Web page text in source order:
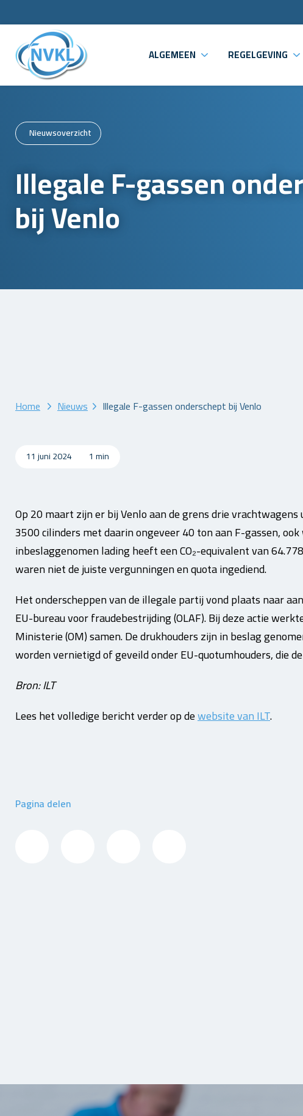
ALGEMEEN REGELGEVING
Nieuwsoverzicht
Illegale F-gassen
bij Venlo
Home Nieuws Illegale F-gassen onderschept bij Venlo
11 juni 2024 1 min
Op 20 maart zijn er bij Venlo aan de grens drie
3500 cilinders met daarin ongeveer 40 ton aan F-gassen,
inbeslaggenomen lading heeft een CO₂-equivalent van
waren niet de juiste vergunningen en quota ingediend.
Het onderscheppen van de illegale partij vond plaats naar
EU-bureau voor fraudebestrijding (OLAF). Bij deze actie
Ministerie (OM) samen. De drukhouders zijn in beslag
worden vernietigd of geveild onder EU-quotumhouders, die
Bron: ILT
Lees het volledige bericht verder op dewebsite van ILT.
Pagina delen